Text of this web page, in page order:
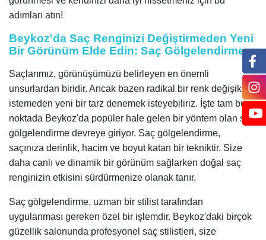
adımları atın!
Beykoz'da Saç Renginizi Değiştirmeden Yeni
Bir Görünüm Elde Edin: Saç Gölgelendirme
Saçlarımız, görünüşümüzü belirleyen en önemli
unsurlardan biridir. Ancak bazen radikal bir renk değişikliği
istemeden yeni bir tarz denemek isteyebiliriz. İşte tam bu
noktada Beykoz'da popüler hale gelen bir yöntem olan saç
gölgelendirme devreye giriyor. Saç gölgelendirme,
saçınıza derinlik, hacim ve boyut katan bir tekniktir. Size
daha canlı ve dinamik bir görünüm sağlarken doğal saç
renginizin etkisini sürdürmenize olanak tanır.
Saç gölgelendirme, uzman bir stilist tarafından
uygulanması gereken özel bir işlemdir. Beykoz'daki birçok
güzellik salonunda profesyonel saç stilistleri, size